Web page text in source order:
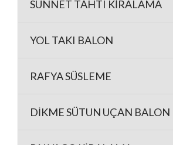
SÜNNET TAHTI KİRALAMA
YOL TAKI BALON
RAFYA SÜSLEME
DİKME SÜTUN UÇAN BALON